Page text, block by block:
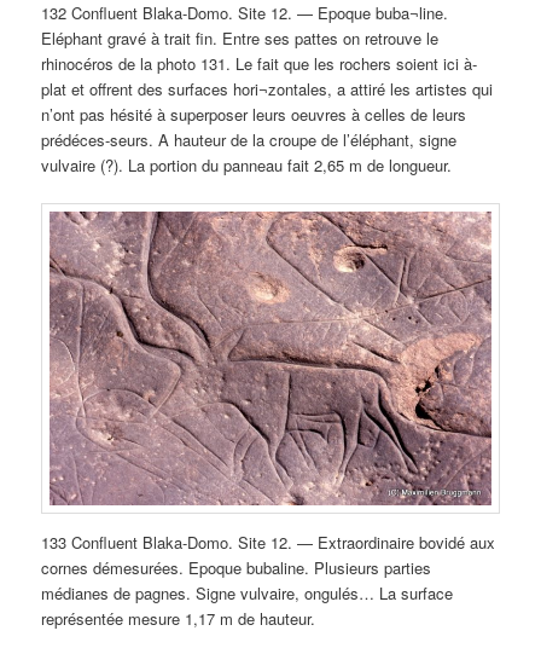
132 Confluent Blaka-Domo. Site 12. — Epoque buba¬line.
Eléphant gravé à trait fin. Entre ses pattes on retrouve le
rhinocéros de la photo 131. Le fait que les rochers soient ici à-
plat et offrent des surfaces hori¬zontales, a attiré les artistes qui
n’ont pas hésité à superposer leurs oeuvres à celles de leurs
prédéces-seurs. A hauteur de la croupe de l’éléphant, signe
vulvaire (?). La portion du panneau fait 2,65 m de longueur.
133 Confluent Blaka-Domo. Site 12. — Extraordinaire bovidé aux
cornes démesurées. Epoque bubaline. Plusieurs parties
médianes de pagnes. Signe vulvaire, ongulés… La surface
représentée mesure 1,17 m de hauteur.